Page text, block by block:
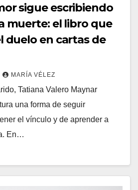
sigue escribiendo
muerte: el libro que
duelo en cartas de
MARÍA VÉLEZ
Tatiana Valero Maynar
una forma de seguir
el vínculo y de aprender a
En…